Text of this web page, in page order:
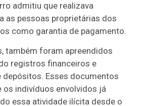
admitiu que realizava
as pessoas proprietárias dos
como garantia de pagamento.
também foram apreendidos
registros financeiros e
depósitos. Esses documentos
os indivíduos envolvidos já
essa atividade ilícita desde o